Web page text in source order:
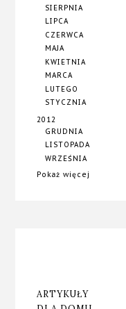
SIERPNIA
LIPCA
CZERWCA
MAJA
KWIETNIA
MARCA
LUTEGO
STYCZNIA
2012
GRUDNIA
LISTOPADA
WRZEŚNIA
Pokaż więcej
ARTYKUŁY